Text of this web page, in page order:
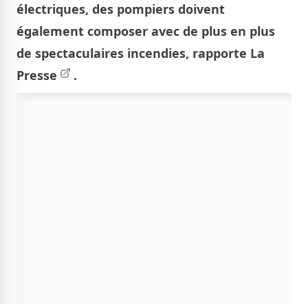
électriques, des pompiers doivent
également composer avec de plus en plus
de spectaculaires incendies, rapporte La
Presse
.